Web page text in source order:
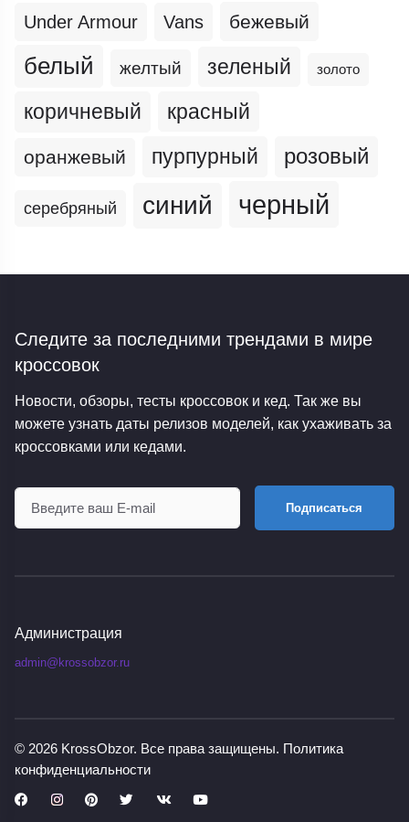
Under Armour Vans бежевый
белый желтый зеленый золото
коричневый красный
оранжевый пурпурный розовый
серебряный синий черный
Следите за последними трендами в мире
кроссовок
Новости, обзоры, тесты кроссовок и кед. Так же вы
можете узнать даты релизов моделей, как ухаживать за
кроссовками или кедами.
Подписаться
Администрация
admin@krossobzor.ru
© 2026 KrossObzor. Все права защищены. Политика
конфиденциальности